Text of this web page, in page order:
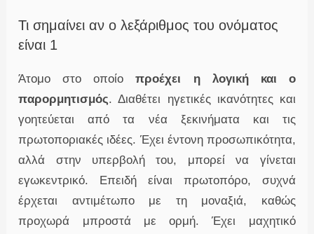
Τι σημαίνει αν ο λεξάριθμος του ονόματος
είναι 1
Άτομο στο οποίοπροέχει η λογική και ο
παρορμητισμός. Διαθέτει ηγετικές ικανότητες και
γοητεύεται από τα νέα ξεκινήματα και τις
πρωτοποριακές ιδέες. Έχει έντονη προσωπικότητα,
αλλά στην υπερβολή του, μπορεί να γίνεται
εγωκεντρικό. Επειδή είναι πρωτοπόρο, συχνά
έρχεται αντιμέτωπο με τη μοναξιά, καθώς
προχωρά μπροστά με ορμή. Έχει μαχητικό